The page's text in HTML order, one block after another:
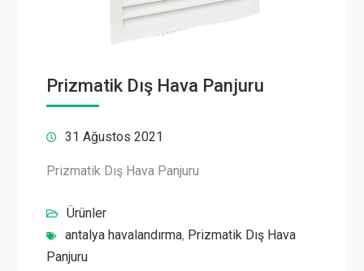
Prizmatik Dış Hava Panjuru
31 Ağustos 2021
Prizmatik Dış Hava Panjuru
Ürünler
antalya havalandırma, Prizmatik Dış Hava
Panjuru